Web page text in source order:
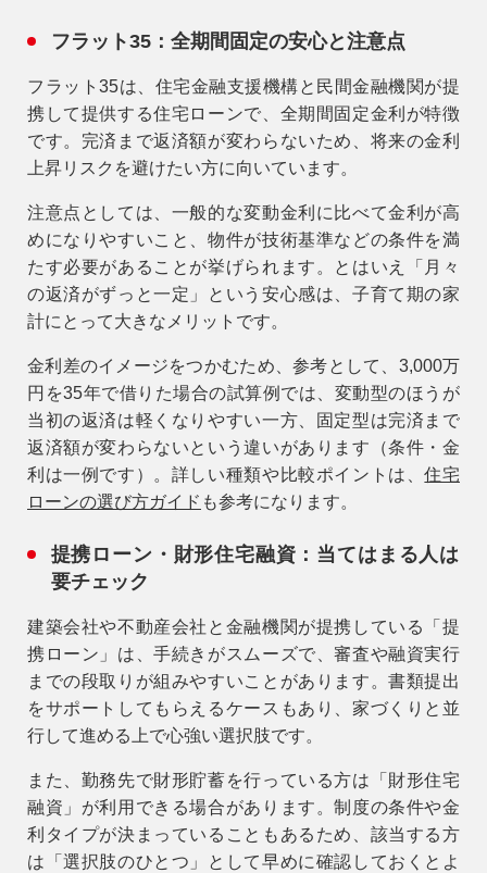
フラット35：全期間固定の安心と注意点
フラット35は、住宅金融支援機構と民間金融機関が提
携して提供する住宅ローンで、 全期間固定金利 が特徴
です。完済まで返済額が変わらないため、将来の金利
上昇リスクを避けたい方に向いています。
注意点としては、一般的な変動金利に比べて金利が高
めになりやすいこと、物件が技術基準などの条件を満
たす必要があることが挙げられます。とはいえ「月々
の返済がずっと一定」という安心感は、子育て期の家
計にとって大きなメリットです。
金利差のイメージをつかむため、参考として、3,000万
円を35年で借りた場合の試算例では、変動型のほうが
当初の返済は軽くなりやすい一方、固定型は完済まで
返済額が変わらないという違いがあります（条件・金
利は一例です）。詳しい種類や比較ポイントは、住宅
ローンの選び方ガイド も参考になります。
提携ローン・財形住宅融資：当てはまる人は
要チェック
建築会社や不動産会社と金融機関が提携している「提
携ローン」は、手続きがスムーズで、審査や融資実行
までの段取りが組みやすいことがあります。書類提出
をサポートしてもらえるケースもあり、家づくりと並
行して進める上で心強い選択肢です。
また、勤務先で財形貯蓄を行っている方は「財形住宅
融資」が利用できる場合があります。制度の条件や金
利タイプが決まっていることもあるため、該当する方
は「選択肢のひとつ」として早めに確認しておくとよ